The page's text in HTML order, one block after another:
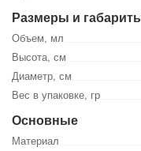
Размеры и
Объем, мл
Высота, см
Диаметр, см
Вес в упаковке, гр
Основные
Материал